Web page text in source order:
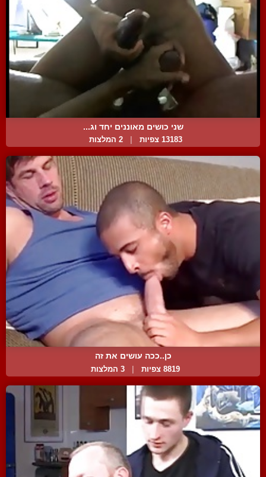
שני כושים מאוננים יחד וג...
13183 צפיות 2 המלצות
כן..ככה עושים את זה
8819 צפיות 3 המלצות